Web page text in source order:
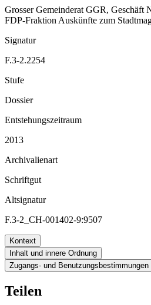
Grosser Gemeinderat GGR, Geschäft
FDP-Fraktion Auskünfte zum
Signatur
F.3-2.2254
Stufe
Dossier
Entstehungszeitraum
2013
Archivalienart
Schriftgut
Altsignatur
F.3-2_CH-001402-9:9507
Kontext
Inhalt und innere Ordnung
Zugangs- und Benutzungsbestimmungen
Teilen